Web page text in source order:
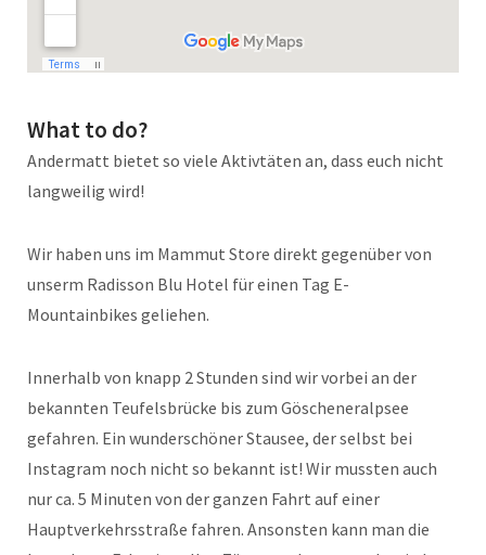
What to do?
Andermatt bietet so viele Aktivtäten an, dass euch nicht
langweilig wird!
Wir haben uns im Mammut Store direkt gegenüber von
unserm Radisson Blu Hotel für einen Tag E-
Mountainbikes geliehen.
Innerhalb von knapp 2 Stunden sind wir vorbei an der
bekannten Teufelsbrücke bis zum Göscheneralpsee
gefahren. Ein wunderschöner Stausee, der selbst bei
Instagram noch nicht so bekannt ist! Wir mussten auch
nur ca. 5 Minuten von der ganzen Fahrt auf einer
Hauptverkehrsstraße fahren. Ansonsten kann man die